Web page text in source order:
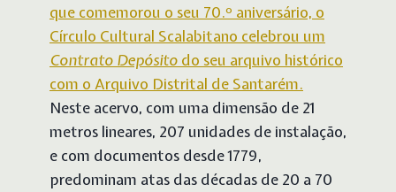
que comemorou o seu 70.º aniversário, o
Círculo Cultural Scalabitano celebrou um
Contrato Depósito do seu arquivo histórico
com o Arquivo Distrital de Santarém.
Neste acervo, com uma dimensão de 21
metros lineares, 207 unidades de instalação,
e com documentos desde 1779,
predominam atas das décadas de 20 a 70